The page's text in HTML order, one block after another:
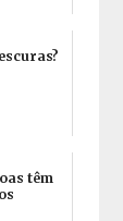
têm